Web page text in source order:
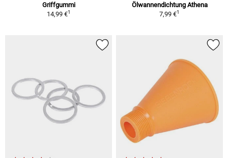
Griffgummi
14,99 €1
Ölwannendichtung Athena
7,99 €1